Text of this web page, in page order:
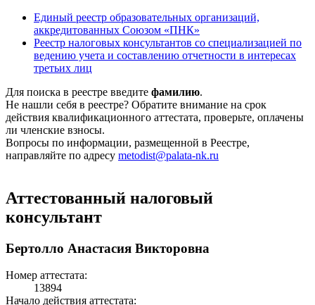
Единый реестр образовательных организаций,
аккредитованных Союзом «ПНК»
Реестр налоговых консультантов со специализацией по
ведению учета и составлению отчетности в интересах
третьих лиц
Для поиска в реестре введите фамилию.
Не нашли себя в реестре? Обратите внимание на срок
действия квалификационного аттестата, проверьте, оплачены
ли членские взносы.
Вопросы по информации, размещенной в Реестре,
направляйте по адресу metodist@palata-nk.ru
Аттестованный налоговый
консультант
Бертолло Анастасия Викторовна
Номер аттестата:
13894
Начало действия аттестата: